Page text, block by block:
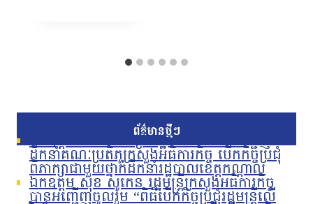
ព័ត៌មានថ្មីៗ
ឯកឧត្តម ហេង លឹមទ្រី រដ្ឋលេខាធិការ អញ្ជើញ
ដឹកនាំគណៈប្រតិភូក្រសួងអធិការកិច្ច បើកកិច្ចប្រជុំ
ពិភាក្សាជាមួយថ្នាក់ដឹកនាំរដ្ឋបាលខេត្តកណ្តាល
ឯកឧត្តម សុខ សូកេន រដ្ឋមន្រ្តីក្រសួងអធិការកិច្ច
បានអញ្ជើញចូលរួម “ពិធីបើកកិច្ចប្រជុំរដ្ឋមន្ត្រីលើ